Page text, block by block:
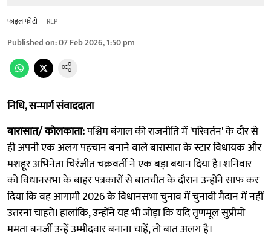
फाइल फोटो REP
Published on:07 Feb 2026, 1:50 pm
निधि, सन्मार्ग संवाददाता
बारासात/ कोलकाता:पश्चिम बंगाल की राजनीति में 'परिवर्तन' के दौर से
ही अपनी एक अलग पहचान बनाने वाले बारासात के स्टार विधायक और
मशहूर अभिनेता चिरंजीत चक्रवर्ती ने एक बड़ा बयान दिया है। शनिवार
को विधानसभा के बाहर पत्रकारों से बातचीत के दौरान उन्होंने साफ कर
दिया कि वह आगामी 2026 के विधानसभा चुनाव में चुनावी मैदान में नहीं
उतरना चाहते। हालांकि, उन्होंने यह भी जोड़ा कि यदि तृणमूल सुप्रीमो
ममता बनर्जी उन्हें उम्मीदवार बनाना चाहें, तो बात अलग है।